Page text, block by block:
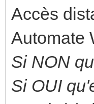
Accès
Automate
Si NON
Si OUI